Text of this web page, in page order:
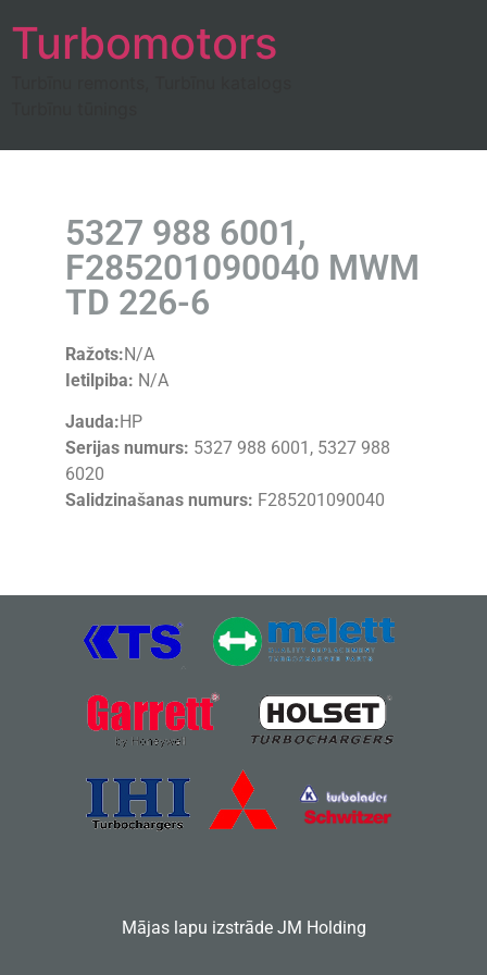
Turbomotors
5327 988 6001,
F285201090040 MWM
TD 226-6
Ražots:N/A
Ietilpiba: N/A
Jauda: HP
Serijas numurs: 5327 988 6001, 5327 988
6020
Salidzinašanas numurs: F285201090040
Mājas lapu izstrādeJM Holding